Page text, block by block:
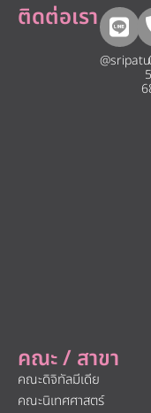
คณะ / สาขา
คณะดิจิทัลมีเดีย
คณะนิเทศศาสตร์
ติดต่อเรา